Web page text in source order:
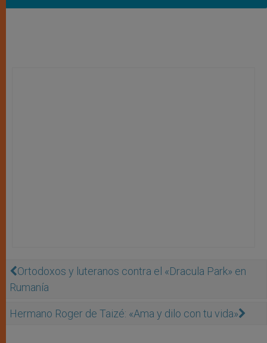
Ortodoxos y luteranos contra el «Dracula Park» en
Rumanía
Hermano Roger de Taizé: «Ama y dilo con tu vida»